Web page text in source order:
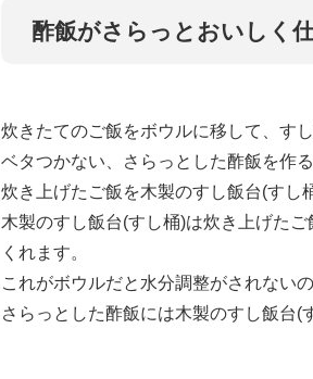
酢飯がさらっとおいしく
炊きたてのご飯をボウルに移して、す
ベタつかない、さらっとした酢飯を作
炊き上げたご飯を木製のすし飯台(すし
木製のすし飯台(すし桶)は炊き上げた
くれます。
これがボウルだと水分調整がされない
さらっとした酢飯には木製のすし飯台(